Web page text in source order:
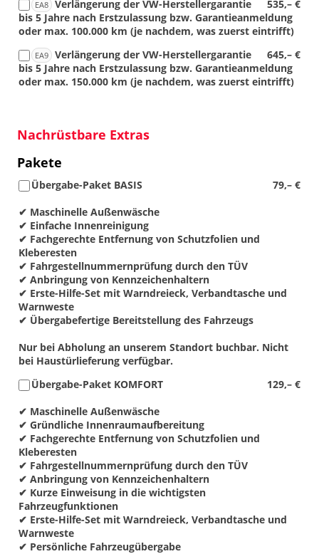
EA8 535,– €
Verlängerung der VW-Herstellergarantie
bis 5 Jahre nach Erstzulassung bzw. Garantieanmeldung
oder max. 100.000 km (je nachdem, was zuerst eintrifft)
EA9 645,– €
Verlängerung der VW-Herstellergarantie
bis 5 Jahre nach Erstzulassung bzw. Garantieanmeldung
oder max. 150.000 km (je nachdem, was zuerst eintrifft)
Nachrüstbare Extras
Pakete
79,– €
Übergabe-Paket BASIS
✔ Maschinelle Außenwäsche
✔ Einfache Innenreinigung
✔ Fachgerechte Entfernung von Schutzfolien und
Kleberesten
✔ Fahrgestellnummernprüfung durch den TÜV
✔ Anbringung von Kennzeichenhaltern
✔ Erste-Hilfe-Set mit Warndreieck, Verbandtasche und
Warnweste
✔ Übergabefertige Bereitstellung des Fahrzeugs
Nur bei Abholung an unserem Standort buchbar. Nicht
bei Haustürlieferung verfügbar.
129,– €
Übergabe-Paket KOMFORT
✔ Maschinelle Außenwäsche
✔ Gründliche Innenraumaufbereitung
✔ Fachgerechte Entfernung von Schutzfolien und
Kleberesten
✔ Fahrgestellnummernprüfung durch den TÜV
✔ Anbringung von Kennzeichenhaltern
✔ Kurze Einweisung in die wichtigsten
Fahrzeugfunktionen
✔ Erste-Hilfe-Set mit Warndreieck, Verbandtasche und
Warnweste
✔ Persönliche Fahrzeugübergabe